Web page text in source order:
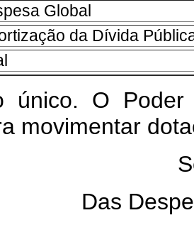
Global
da Dívida
único. O
movimentar
Das